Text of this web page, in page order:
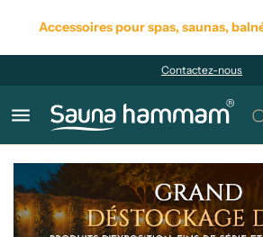
Accessoires pour spas, saunas,
Contactez-nous
menu